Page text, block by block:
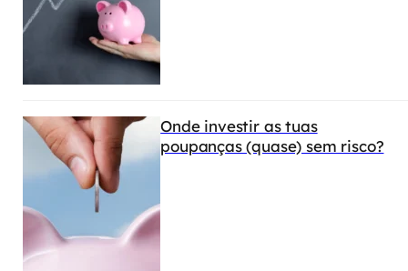
Onde investir as tuas
poupanças (quase) sem risco?